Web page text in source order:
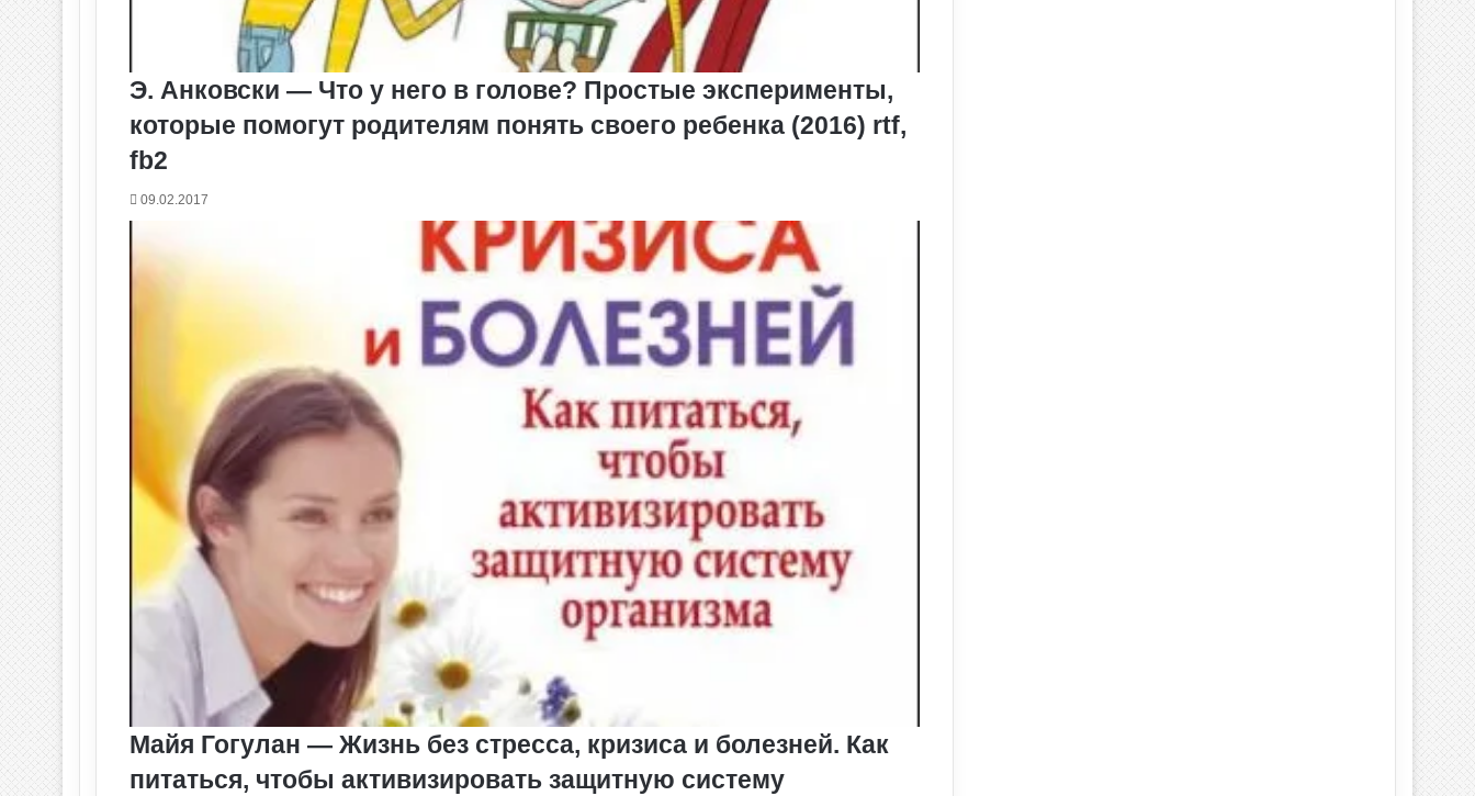
Э. Анковски — Что у него в голове? Простые эксперименты,
которые помогут родителям понять своего ребенка (2016) rtf,
fb2
09.02.2017
Майя Гогулан — Жизнь без стресса, кризиса и болезней. Как
питаться, чтобы активизировать защитную систему